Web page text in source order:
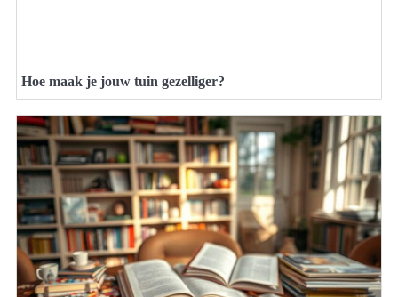
Hoe maak je jouw tuin gezelliger?